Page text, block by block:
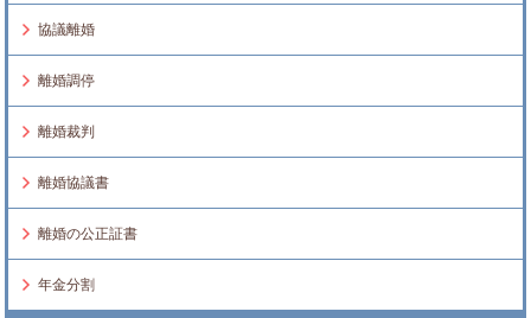
協議離婚
離婚調停
離婚裁判
離婚協議書
離婚の公正証書
年金分割